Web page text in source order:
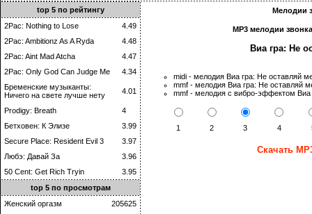
top 5 по рейтингу
2Pac: Nothing to Lose
4.49
2Pac: Ambitionz As A Ryda
4.48
2Pac: Aint Mad Atcha
4.47
2Pac: Only God Can Judge Me
4.34
Бременские музыканты:
Ничего на свете лучше нету
4.01
Prodigy: Breath
4
Бетховен: К Элизе
3.99
Secure Place: Resident Evil 3
3.97
Любэ: Давай За
3.96
50 Cent: Get Rich Tryin
3.95
top 5 по просмотрам
Женский оргазм
205625
Мелодии
MP3 мелодии
Виа гра: Не
midi - мелодия Виа гра: Не оставляй
mmf - мелодия Виа гра: Не оставляй
mmf - мелодия с вибро-эффектом
1 2 3 4
Скачать